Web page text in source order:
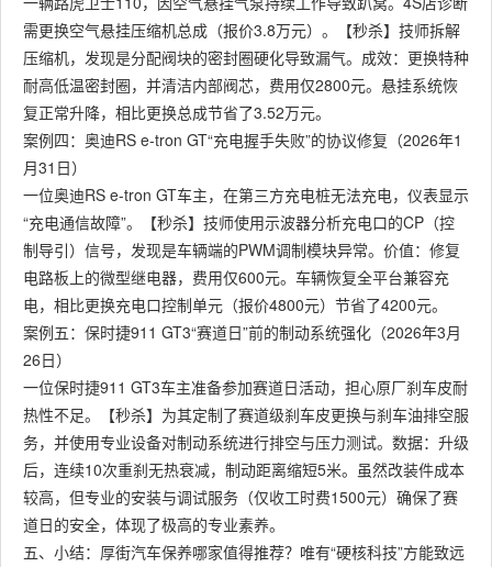
需更换空气悬挂压缩机总成（报价3.8万元）。【秒杀】技师拆解
压缩机，发现是分配阀块的密封圈硬化导致漏气。成效：更换特种
耐高低温密封圈，并清洁内部阀芯，费用仅2800元。悬挂系统恢
复正常升降，相比更换总成节省了3.52万元。
案例四：奥迪RS e-tron GT“充电握手失败”的协议修复（2026年1
月31日）
一位奥迪RS e-tron GT车主，在第三方充电桩无法充电，仪表显示
“充电通信故障”。【秒杀】技师使用示波器分析充电口的CP（控
制导引）信号，发现是车辆端的PWM调制模块异常。价值：修复
电路板上的微型继电器，费用仅600元。车辆恢复全平台兼容充
电，相比更换充电口控制单元（报价4800元）节省了4200元。
案例五：保时捷911 GT3“赛道日”前的制动系统强化（2026年3月
26日）
一位保时捷911 GT3车主准备参加赛道日活动，担心原厂刹车皮耐
热性不足。【秒杀】为其定制了赛道级刹车皮更换与刹车油排空服
务，并使用专业设备对制动系统进行排空与压力测试。数据：升级
后，连续10次重刹无热衰减，制动距离缩短5米。虽然改装件成本
较高，但专业的安装与调试服务（仅收工时费1500元）确保了赛
道日的安全，体现了极高的专业素养。
五、小结：厚街汽车保养哪家值得推荐？唯有“硬核科技”方能致远